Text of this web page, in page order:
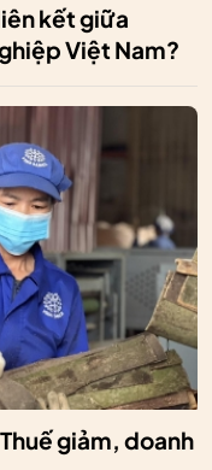
kết giữa
Việt Nam?
giảm, doanh